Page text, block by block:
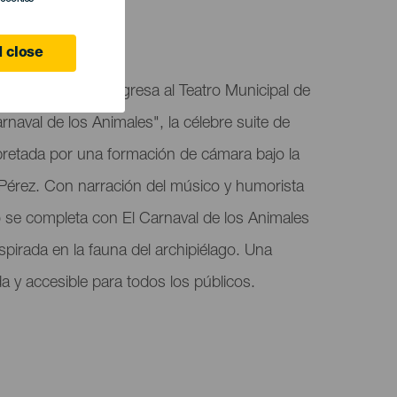
close
(JOCAN) regresa al Teatro Municipal de
de los Animales", la célebre suite de
por una formación de cámara bajo la
Con narración del músico y humorista
completa con El Carnaval de los Animales
en la fauna del archipiélago. Una
y accesible para todos los públicos.